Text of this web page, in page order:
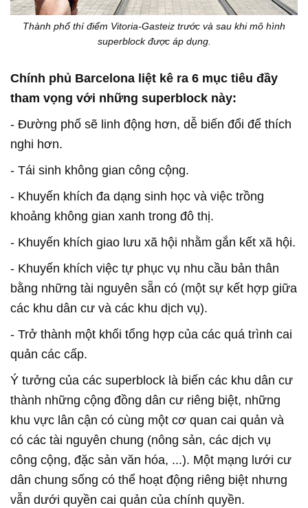
Thành phố thí điểm Vitoria-Gasteiz trước và sau khi mô hình
superblock được áp dụng.
Chính phủ Barcelona liệt kê ra 6 mục tiêu đầy
tham vọng với những superblock này:
- Đường phố sẽ linh động hơn, dễ biến đổi để thích
nghi hơn.
- Tái sinh không gian công cộng.
- Khuyến khích đa dạng sinh học và việc trồng
khoảng không gian xanh trong đô thị.
- Khuyến khích giao lưu xã hội nhằm gắn kết xã hội.
- Khuyến khích việc tự phục vụ nhu cầu bản thân
bằng những tài nguyên sẵn có (một sự kết hợp giữa
các khu dân cư và các khu dịch vụ).
- Trở thành một khối tổng hợp của các quá trình cai
quản các cấp.
Ý tưởng của các superblock là biến các khu dân cư
thành những cộng đồng dân cư riêng biệt, những
khu vực lân cận có cùng một cơ quan cai quản và
có các tài nguyên chung (nông sản, các dịch vụ
công cộng, đặc sản văn hóa, ...). Một mạng lưới cư
dân chung sống có thể hoạt động riêng biệt nhưng
vẫn dưới quyền cai quản của chính quyền.